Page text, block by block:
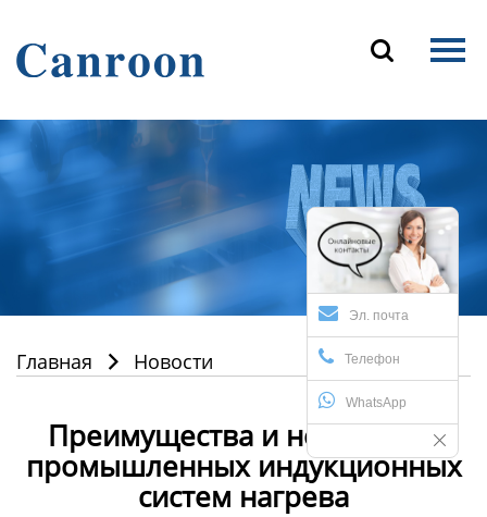

Продукция
О Нас
Контакты
Эл. почта
Телефон
WhatsApp
Главная  Новости
Преимущества и недостатки
промышленных индукционных
систем нагрева